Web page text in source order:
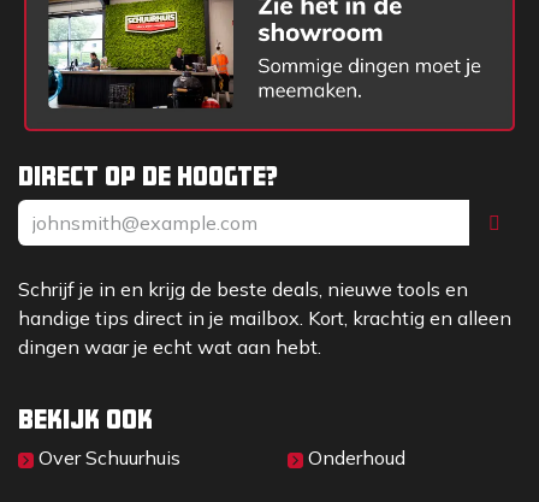
Direct op de hoogte?
Schrijf je in en krijg de beste deals, nieuwe tools en
handige tips direct in je mailbox. Kort, krachtig en alleen
dingen waar je echt wat aan hebt.
Bekijk ook
Over Sc​huurhuis
Onderhoud